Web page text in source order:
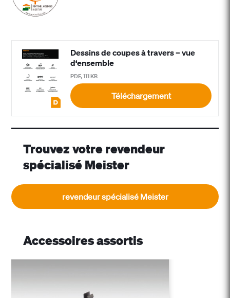
Dessins de coupes à travers – vue
d‘ensemble
PDF, 111 KB
Téléchargement
Trouvez votre revendeur
spécialisé Meister
revendeur spécialisé Meister
Accessoires assortis